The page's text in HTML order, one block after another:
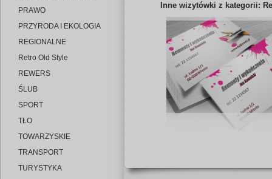
PRAWO
PRZYRODA I EKOLOGIA
REGIONALNE
Retro Old Style
REWERS
ŚLUB
SPORT
TŁO
TOWARZYSKIE
TRANSPORT
TURYSTYKA
Inne wizytówki z kategorii: